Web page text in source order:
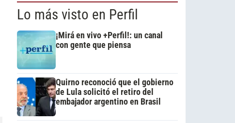
Lo más visto en Perfil
¡Mirá en vivo +Perfil!: un canal
con gente que piensa
Quirno reconoció que el gobierno
de Lula solicitó el retiro del
embajador argentino en Brasil